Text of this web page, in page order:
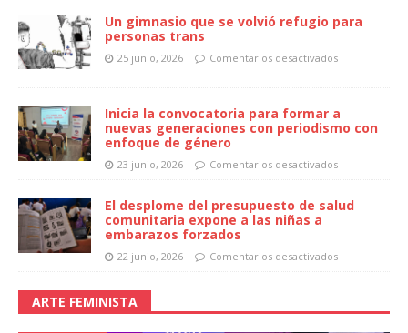
Un gimnasio que se volvió refugio para
personas trans
25 junio, 2026 Comentarios desactivados
Inicia la convocatoria para formar a
nuevas generaciones con periodismo con
enfoque de género
23 junio, 2026 Comentarios desactivados
El desplome del presupuesto de salud
comunitaria expone a las niñas a
embarazos forzados
22 junio, 2026 Comentarios desactivados
ARTE FEMINISTA